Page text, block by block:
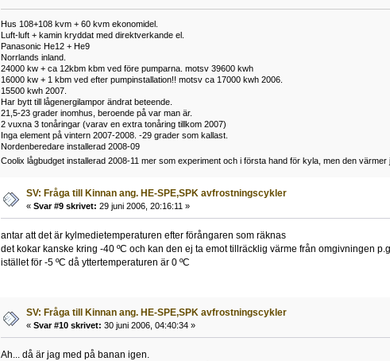
Hus 108+108 kvm + 60 kvm ekonomidel.
Luft-luft + kamin kryddat med direktverkande el.
Panasonic He12 + He9
Norrlands inland.
24000 kw + ca 12kbm kbm ved före pumparna. motsv 39600 kwh
16000 kw + 1 kbm ved efter pumpinstallation!! motsv ca 17000 kwh 2006.
15500 kwh 2007.
Har bytt till lågenergilampor ändrat beteende.
21,5-23 grader inomhus, beroende på var man är.
2 vuxna 3 tonåringar (varav en extra tonåring tillkom 2007)
Inga element på vintern 2007-2008. -29 grader som kallast.
Nordenberedare installerad 2008-09
Coolix lågbudget installerad 2008-11 mer som experiment och i första hand för kyla, men den värmer
SV: Fråga till Kinnan ang. HE-SPE,SPK avfrostningscykler
« Svar #9 skrivet: 29 juni 2006, 20:16:11 »
antar att det är kylmedietemperaturen efter förångaren som räknas
det kokar kanske kring -40 ºC och kan den ej ta emot tillräcklig värme från omgivningen
istället för -5 ºC då yttertemperaturen är 0 ºC
SV: Fråga till Kinnan ang. HE-SPE,SPK avfrostningscykler
« Svar #10 skrivet: 30 juni 2006, 04:40:34 »
Ah... då är jag med på banan igen.